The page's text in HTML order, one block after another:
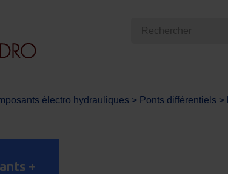
électro hydrauliques > Ponts différentiels >
+